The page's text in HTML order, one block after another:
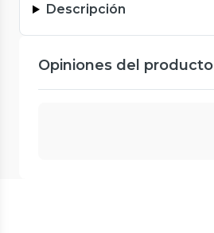
Descripción
Opiniones del producto